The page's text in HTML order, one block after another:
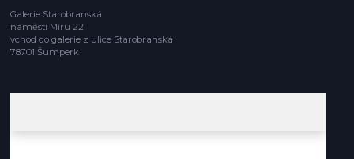
Galerie Starobranská
náměstí Míru 22
vchod do galerie z ulice Starobranská
78701 Šumperk